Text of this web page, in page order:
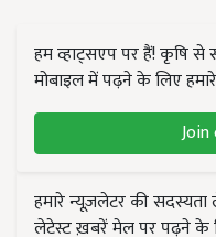
हम व्हाट्सएप पर हैं! कृषि
मोबाइल में पढ़ने के लिए
हमारे न्यूज़लेटर की
लेटेस्ट ख़बरें मेल पर पढ़ने के